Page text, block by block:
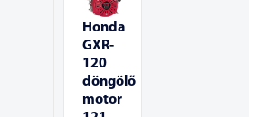
Honda
GXR-
120
döngölő
motor